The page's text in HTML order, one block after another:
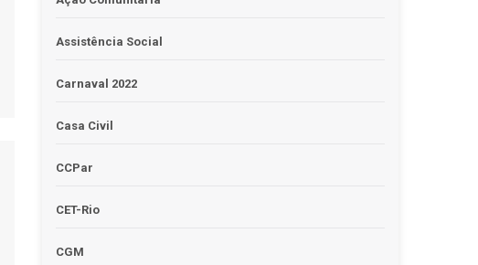
Assistência Social
Carnaval 2022
Casa Civil
CCPar
CET-Rio
CGM